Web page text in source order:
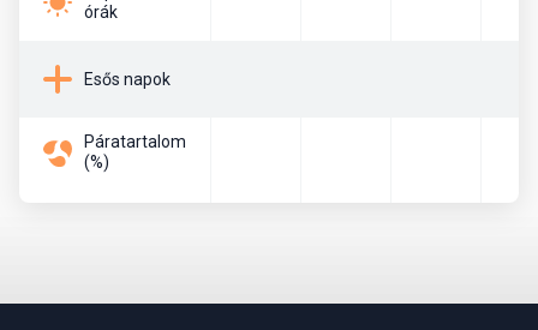
A hivatalos pénznem az euró. Pénzt váltani a pénzváltó
fizetés csakis euróban lehetséges.
Beszélt nyelvek
órák
Esős napok
Páratartalom
(%)